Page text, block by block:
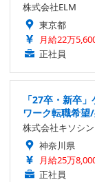
株式会社ELM
東京都
月給22万
正社員
「27卒・新卒
ワーク転職希望
株式会社キソシン
神奈川県
月給25万
正社員